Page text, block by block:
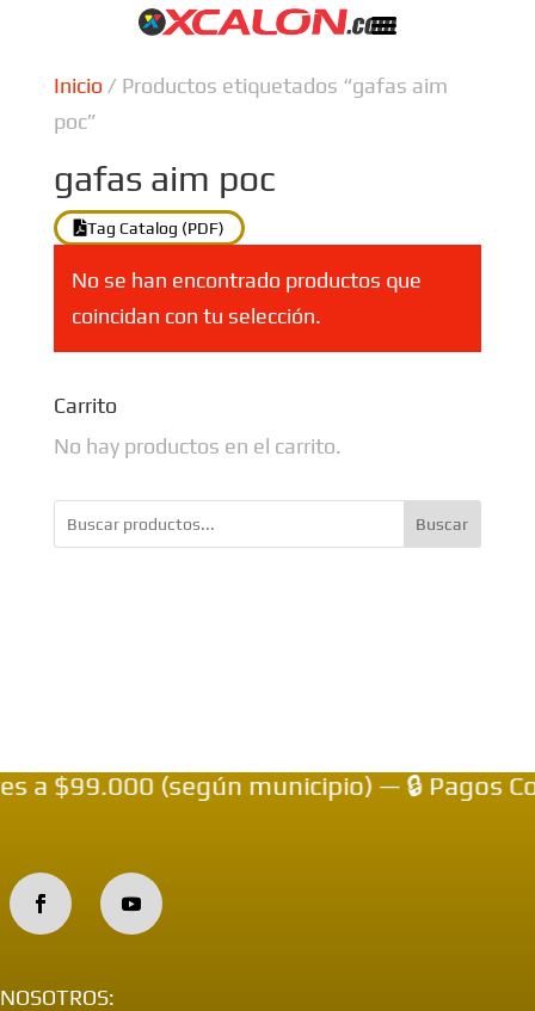
Inicio/ Productos etiquetados “gafas aim
poc”
gafas aim poc
Tag Catalog (PDF)
No se han encontrado productos que
coincidan con tu selección.
Carrito
No hay productos en el carrito.
Buscar
a $99.000 (según municipio) — 🔒 Pagos
NOSOTROS: